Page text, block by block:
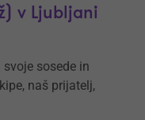
v Ljubljani
sosede in
naš prijatelj,